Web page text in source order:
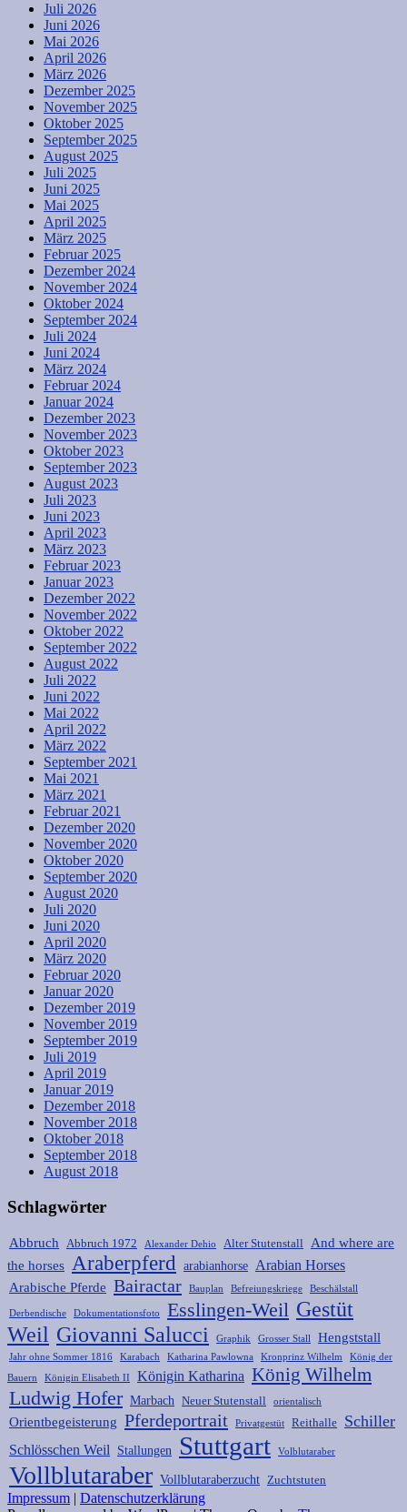
Juli 2026
Juni 2026
Mai 2026
April 2026
März 2026
Dezember 2025
November 2025
Oktober 2025
September 2025
August 2025
Juli 2025
Juni 2025
Mai 2025
April 2025
März 2025
Februar 2025
Dezember 2024
November 2024
Oktober 2024
September 2024
Juli 2024
Juni 2024
März 2024
Februar 2024
Januar 2024
Dezember 2023
November 2023
Oktober 2023
September 2023
August 2023
Juli 2023
Juni 2023
April 2023
März 2023
Februar 2023
Januar 2023
Dezember 2022
November 2022
Oktober 2022
September 2022
August 2022
Juli 2022
Juni 2022
Mai 2022
April 2022
März 2022
September 2021
Mai 2021
März 2021
Februar 2021
Dezember 2020
November 2020
Oktober 2020
September 2020
August 2020
Juli 2020
Juni 2020
April 2020
März 2020
Februar 2020
Januar 2020
Dezember 2019
November 2019
September 2019
Juli 2019
April 2019
Januar 2019
Dezember 2018
November 2018
Oktober 2018
September 2018
August 2018
Schlagwörter
Abbruch Abbruch 1972 Alexander Dehio Alter Stutenstall
And where are
the horses Araberpferd arabianhorse Arabian Horses
Arabische Pferde Bairactar Bauplan Befreiungskriege Beschälstall
Derbendische Dokumentationsfoto Esslingen-Weil Gestüt
Weil Giovanni Salucci Graphik Grosser Stall Hengststall
Jahr ohne Sommer 1816 Karabach Katharina Pawlowna Kronprinz Wilhelm König der
Bauern Königin Elisabeth II Königin Katharina König Wilhelm
Ludwig Hofer Marbach Neuer Stutenstall orientalisch
Orientbegeisterung Pferdeportrait Privatgestüt Reithalle Schiller
Schlösschen Weil Stallungen Stuttgart Volblutaraber
Vollblutaraber Vollblutaraberzucht Zuchtstuten
Impressum | Datenschutzerklärung